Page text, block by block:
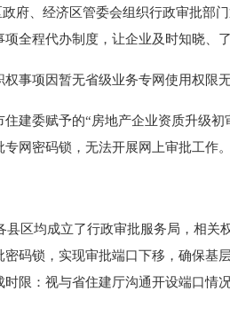
、经济区管委会组织行政审批部门
项全程代办制度，让企业及时知晓、
项因暂无省级业务专网使用权限
委赋予的“房地产企业资质升级初
专网密码锁，无法开展网上审批工作
均成立了行政审批服务局，相关
密码锁，实现审批端口下移，确保基
时限：视与省住建厅沟通开设端口情